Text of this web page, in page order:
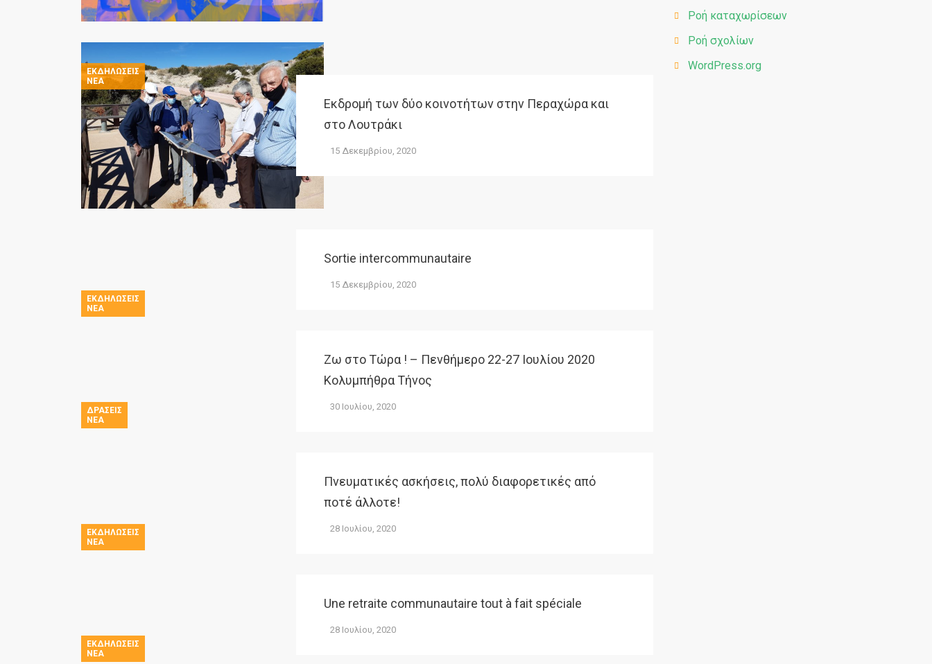
ΕΚΔΗΛΏΣΕΙΣ
ΝΈΑ
Εκδρομή των δύο κοινοτήτων στην Περαχώρα και
στο Λουτράκι
15 Δεκεμβρίου, 2020
ΕΚΔΗΛΏΣΕΙΣ
ΝΈΑ
Sortie intercommunautaire
15 Δεκεμβρίου, 2020
ΔΡΆΣΕΙΣ
ΝΈΑ
Ζω στο Τώρα ! – Πενθήμερο 22-27 Ιουλίου 2020
Κολυμπήθρα Τήνος
30 Ιουλίου, 2020
ΕΚΔΗΛΏΣΕΙΣ
ΝΈΑ
Πνευματικές ασκήσεις, πολύ διαφορετικές από
ποτέ άλλοτε!
28 Ιουλίου, 2020
ΕΚΔΗΛΏΣΕΙΣ
ΝΈΑ
Une retraite communautaire tout à fait spéciale
28 Ιουλίου, 2020
Ροή καταχωρίσεων
Ροή σχολίων
WordPress.org